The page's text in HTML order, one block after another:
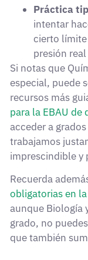
Práctica
intentar
cierto
presión
Si notas que
especial, puede
recursos más
para la EBAU de
acceder a
trabajamos
imprescindible y
Recuerda
obligatorias en la
aunque Biología
grado, no
que también